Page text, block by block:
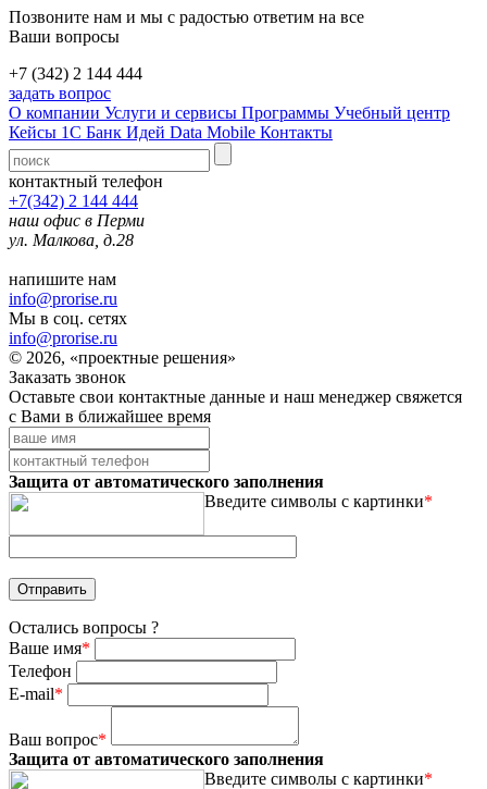
Позвоните нам и мы с радостью ответим на все
Ваши вопросы
+7 (342) 2 144 444
задать вопрос
О компании Услуги и сервисы Программы Учебный центр
Кейсы 1С Банк Идей Data Mobile Контакты
контактный телефон
+7(342) 2 144 444
наш офис в Перми
ул. Малкова, д.28
напишите нам
info@prorise.ru
Мы в соц. сетях
info@prorise.ru
© 2026, «проектные решения»
Заказать звонок
Оставьте свои контактные данные и наш менеджер свяжется
с Вами в ближайшее время
Защита от автоматического заполнения
Введите символы с картинки*
Остались вопросы ?
Ваше имя*
Телефон
E-mail*
Ваш вопрос*
Защита от автоматического заполнения
Введите символы с картинки*